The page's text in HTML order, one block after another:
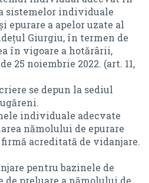
MONITORUL OFICIAL LOCAL
TERITORIALE
ȘEDINȚELOR CONSILIULUI LOCAL
PROCEDURILE ADMINISTRATIVE
DELIBERATIVE
ADMINISTRATIV-TERITORIALE
ALE ȘEDINȚELOR CONSILIULUI
sistemelor individuale
epurare a apelor uzate al
Giurgiu, în termen de
în vigoare a hotărârii,
25 noiembrie 2022. (art. 11,
se depun la sediul
individuale adecvate
nămolului de epurare
acreditată de vidanjare.
pentru bazinele de
preluare a nămolului de